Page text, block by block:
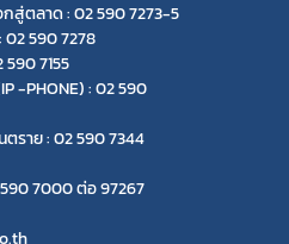
สู่ตลาด : 02 590 7273-5
590 7278
7155
-PHONE) : 02 590
ราย : 02 590 7344
7000 ต่อ 97267